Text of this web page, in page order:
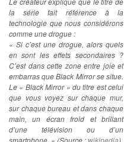
la série fait référence à la
technologie que nous considérons
comme une drogue :
« Si c’est une drogue, alors quels
en sont les effets secondaires ?
C’est dans cette zone entre joie et
embarras que Black Mirror se situe.
Le « Black Mirror » du titre est celui
que vous voyez sur chaque mur,
sur chaque bureau et dans chaque
main, un écran froid et brillant
d’une télévision ou d’un